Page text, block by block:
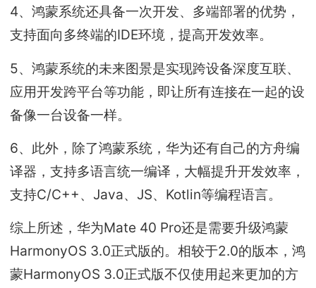
4、鸿蒙系统还具备一次开发、多端部署的优势，
支持面向多终端的IDE环境，提高开发效率。
5、鸿蒙系统的未来图景是实现跨设备深度互联、
应用开发跨平台等功能，即让所有连接在一起的设
备像一台设备一样。
6、此外，除了鸿蒙系统，华为还有自己的方舟编
译器，支持多语言统一编译，大幅提升开发效率，
支持C/C++、Java、JS、Kotlin等编程语言。
综上所述，华为Mate 40 Pro还是需要升级鸿蒙
HarmonyOS 3.0正式版的。相较于2.0的版本，鸿
蒙HarmonyOS 3.0正式版不仅使用起来更加的方